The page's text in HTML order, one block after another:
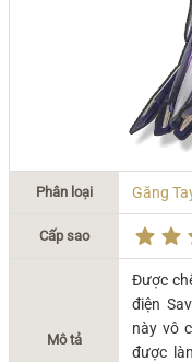
Phân loại Găng
Cấp sao
Mô tả
Được
điện
này vô
được